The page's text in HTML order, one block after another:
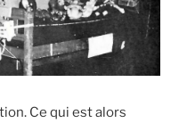
Ce qui est alors